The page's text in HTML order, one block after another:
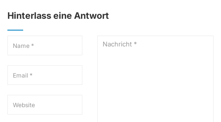
Hinterlass eine Antwort